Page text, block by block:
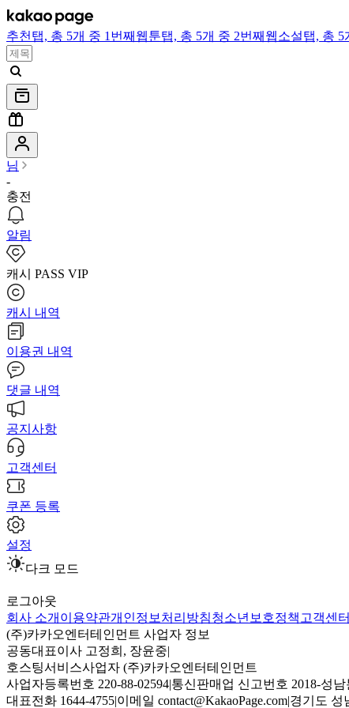
추천 탭, 총 5개 중 1번째 웹툰탭, 총 5개 중 2번째 웹소설탭, 총 5
님
-
충전
알림
캐시 PASS VIP
캐시 내역
이용권 내역
댓글 내역
공지사항
고객센터
쿠폰 등록
설정
다크 모드
로그아웃
회사 소개 이용약관개인정보처리방침청소년보호정책 고객센터
(주)카카오엔터테인먼트 사업자 정보
공동대표이사 고정희, 장윤중|
호스팅서비스사업자 (주)카카오엔터테인먼트
사업자등록번호 220-88-02594|통신판매업 신고번호 2018-성남
대표전화 1644-4755|이메일 contact@KakaoPage.com|경기도 성